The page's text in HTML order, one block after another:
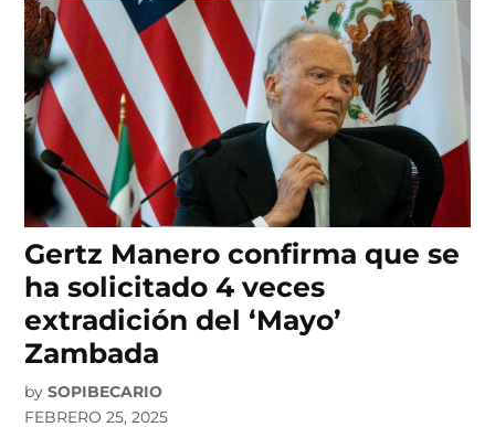
Gertz Manero confirma que se
ha solicitado 4 veces
extradición del ‘Mayo’
Zambada
by SOPIBECARIO
FEBRERO 25, 2025